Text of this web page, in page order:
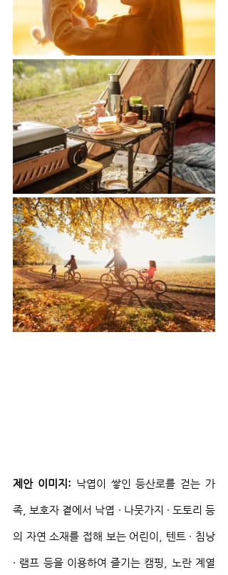
제안 이미지: 낙엽이 쌓인 등산로를 걷는 가
족, 보호자 곁에서 낙엽 ∙ 나뭇가지 ∙ 도토리 등
의 자연 소재를 접해 보는 어린이, 텐트 ∙ 침낭
∙ 램프 등을 이용하여 즐기는 캠핑, 노란 계열